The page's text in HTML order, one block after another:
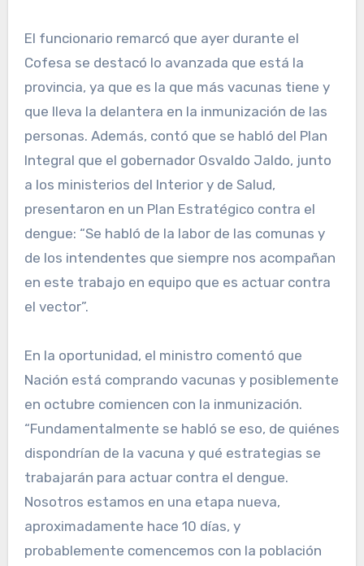
El funcionario remarcó que ayer durante el
Cofesa se destacó lo avanzada que está la
provincia, ya que es la que más vacunas tiene y
que lleva la delantera en la inmunización de las
personas. Además, contó que se habló del Plan
Integral que el gobernador Osvaldo Jaldo, junto
a los ministerios del Interior y de Salud,
presentaron en un Plan Estratégico contra el
dengue: “Se habló de la labor de las comunas y
de los intendentes que siempre nos acompañan
en este trabajo en equipo que es actuar contra
el vector”.
En la oportunidad, el ministro comentó que
Nación está comprando vacunas y posiblemente
en octubre comiencen con la inmunización.
“Fundamentalmente se habló se eso, de quiénes
dispondrían de la vacuna y qué estrategias se
trabajarán para actuar contra el dengue.
Nosotros estamos en una etapa nueva,
aproximadamente hace 10 días, y
probablemente comencemos con la población